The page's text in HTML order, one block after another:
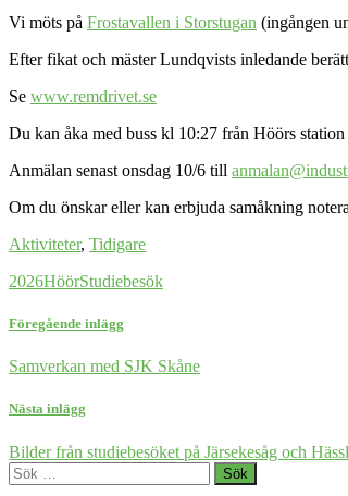
Vi möts på Frostavallen i Storstugan (ingången
Efter fikat och mäster Lundqvists inledande
Se www.remdrivet.se
Du kan åka med buss kl 10:27 från Höörs
Anmälan senast onsdag 10/6 till
Om du önskar eller kan erbjuda samåkning
Aktiviteter, Tidigare
2026HöörStudiebesök
Föregående inlägg
Samverkan med SJK Skåne
Nästa inlägg
Bilder från studiebesöket på Järsekesåg och
Sök
efter: